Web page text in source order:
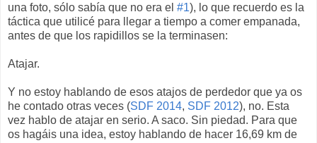
una foto, sólo sabía que no era el #1), lo que recuerdo es la
táctica que utilicé para llegar a tiempo a comer empanada,
antes de que los rapidillos se la terminasen:
Atajar.
Y no estoy hablando de esos atajos de perdedor que ya os
he contado otras veces (SDF 2014, SDF 2012), no. Esta
vez hablo de atajar en serio. A saco. Sin piedad. Para que
os hagáis una idea, estoy hablando de hacer 16,69 km de